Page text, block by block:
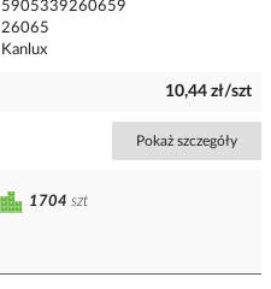
5905339260659
26065
Kanlux
10,44 zł/szt
Pokaż szczegóły
1704 szt